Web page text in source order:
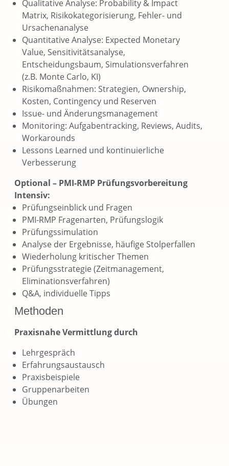
Qualitative Analyse: Probability & Impact
Matrix, Risikokategorisierung, Fehler- und
Ursachenanalyse
Quantitative Analyse: Expected Monetary
Value, Sensitivitätsanalyse,
Entscheidungsbaum, Simulationsverfahren
(z.B. Monte Carlo, KI)
Risikomaßnahmen: Strategien, Ownership,
Kosten, Contingency und Reserven
Issue- und Änderungsmanagement
Monitoring: Aufgabentracking, Reviews, Audits,
Workarounds
Lessons Learned und kontinuierliche
Verbesserung
Optional – PMI-RMP Prüfungsvorbereitung
Intensiv:
Prüfungseinblick und Fragen
PMI-RMP Fragenarten, Prüfungslogik
Prüfungssimulation
Analyse der Ergebnisse, häufige Stolperfallen
Wiederholung kritischer Themen
Prüfungsstrategie (Zeitmanagement,
Eliminationsverfahren)
Q&A, individuelle Tipps
Methoden
Praxisnahe Vermittlung durch
Lehrgespräch
Erfahrungsaustausch
Praxisbeispiele
Gruppenarbeiten
Übungen